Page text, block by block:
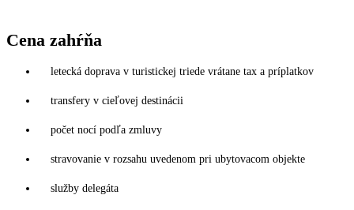
Cena zahŕňa
letecká doprava v turistickej triede vrátane tax a príplatkov
transfery v cieľovej destinácii
počet nocí podľa zmluvy
stravovanie v rozsahu uvedenom pri ubytovacom objekte
služby delegáta